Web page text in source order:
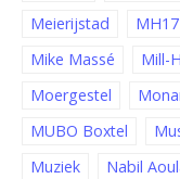
Meierijstad
MH17
Mike Massé
Mill-
Moergestel
MUBO Boxtel
Muziek
Nabil